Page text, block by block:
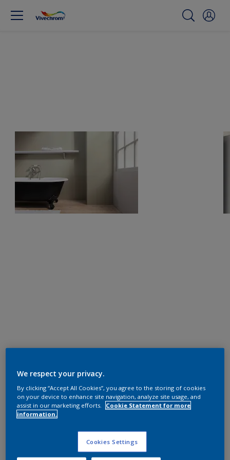
We respect your privacy.
By clicking “Accept All Cookies”, you agree to the storing of cookies
on your device to enhance site navigation, analyze site usage, and
assist in our marketing efforts.
Cookie Statement for more
information.
Cookies Settings